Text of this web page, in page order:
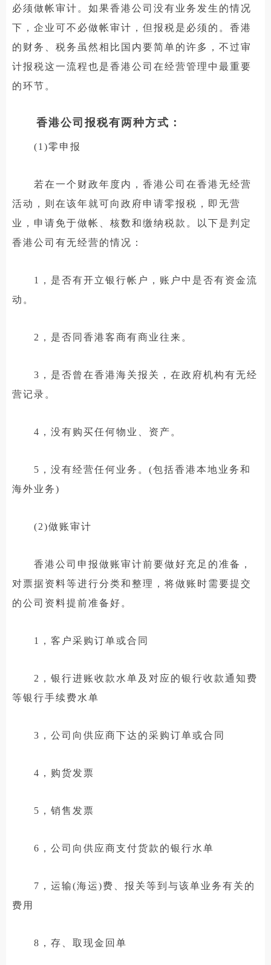
必须做帐审计。如果香港公司没有业务发生的情况
下，企业可不必做帐审计，但报税是必须的。香港
的财务、税务虽然相比国内要简单的许多，不过审
计报税这一流程也是香港公司在经营管理中最重要
的环节。
香港公司报税有两种方式：
(1)零申报
若在一个财政年度内，香港公司在香港无经营
活动，则在该年就可向政府申请零报税，即无营
业，申请免于做帐、核数和缴纳税款。以下是判定
香港公司有无经营的情况：
1，是否有开立银行帐户，账户中是否有资金流
动。
2，是否同香港客商有商业往来。
3，是否曾在香港海关报关，在政府机构有无经
营记录。
4，没有购买任何物业、资产。
5，没有经营任何业务。(包括香港本地业务和
海外业务)
(2)做账审计
香港公司申报做账审计前要做好充足的准备，
对票据资料等进行分类和整理，将做账时需要提交
的公司资料提前准备好。
1，客户采购订单或合同
2，银行进账收款水单及对应的银行收款通知费
等银行手续费水单
3，公司向供应商下达的采购订单或合同
4，购货发票
5，销售发票
6，公司向供应商支付货款的银行水单
7，运输(海运)费、报关等到与该单业务有关的
费用
8，存、取现金回单